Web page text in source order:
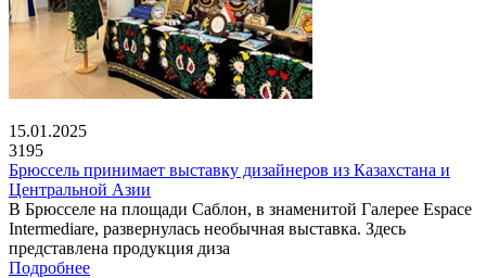
15.01.2025
3195
Брюссель принимает выставку дизайнеров из Казахстана и
Центральной Азии
В Брюсселе на площади Саблон, в знаменитой Галерее Espace
Intermediare, развернулась необычная выставка. Здесь
представлена продукция диза
Подробнее